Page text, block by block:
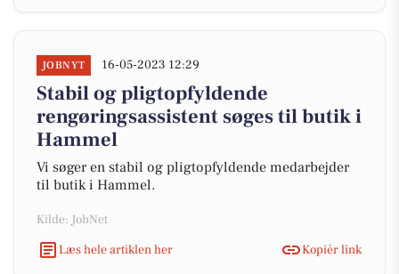
JOBNYT 16-05-2023 12:29
Stabil og pligtopfyldende
rengøringsassistent søges til butik i
Hammel
Vi søger en stabil og pligtopfyldende medarbejder
til butik i Hammel.
Kilde: JobNet
Læs hele artiklen her
Kopiér link